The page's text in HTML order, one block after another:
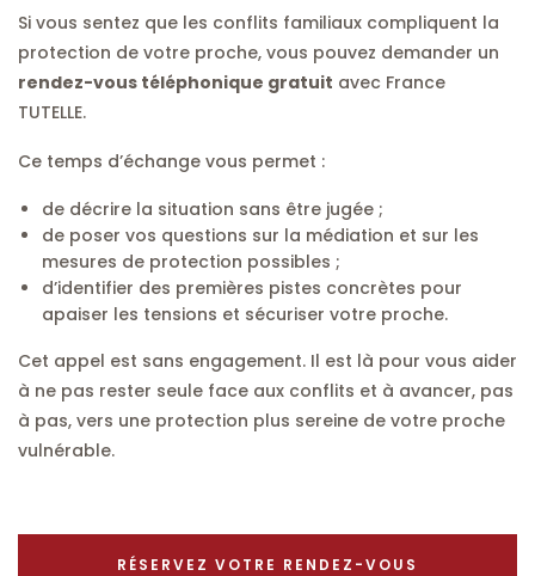
Si vous sentez que les conflits familiaux compliquent la
protection de votre proche, vous pouvez demander un
rendez-vous téléphonique gratuit avec France
TUTELLE.
Ce temps d’échange vous permet :
de décrire la situation sans être jugée ;
de poser vos questions sur la médiation et sur les
mesures de protection possibles ;
d’identifier des premières pistes concrètes pour
apaiser les tensions et sécuriser votre proche.
Cet appel est sans engagement. Il est là pour vous aider
à ne pas rester seule face aux conflits et à avancer, pas
à pas, vers une protection plus sereine de votre proche
vulnérable.
RÉSERVEZ VOTRE RENDEZ-VOUS